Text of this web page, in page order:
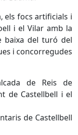
els focs artificials i
i el Vilar amb la
baixa del turó del
i concorregudes
de Reis de
de Castellbell i el
de Castellbell